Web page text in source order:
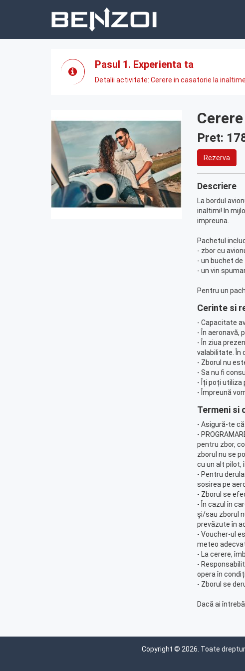
Pasul 1. Experienta ta
Detalii activitate: Cerere in casatorie la
Pret:
Rezerva
Descriere
La bordul
inaltimi! In
impreuna.
Pachetul
- zbor cu
- un buchet de
- un vin
Pentru un
Cerinte si
- Capacitate
- În aeronavă,
- În ziua
valabilitate. În
- Zborul nu
- Sa nu fi
- Îți poți utiliza
- Împreună
Termeni si
- Asigură-te
-
pentru zbor,
zborul nu se
cu un alt pilot,
- Pentru
sosirea pe
- Zborul se
- În cazul în
și/sau zborul
prevăzute în
- Voucher-ul
meteo
- La cerere,
-
opera în
- Zborul se
Dacă ai
Copyright © 2026. Toate